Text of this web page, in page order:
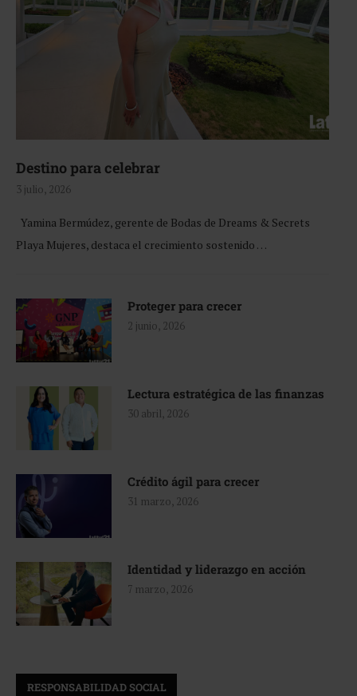
Destino para celebrar
3 julio, 2026
Yamina Bermúdez, gerente de Bodas de Dreams & Secrets
Playa Mujeres, destaca el crecimiento sostenido …
Proteger para crecer
2 junio, 2026
Lectura estratégica de las finanzas
30 abril, 2026
Crédito ágil para crecer
31 marzo, 2026
Identidad y liderazgo en acción
7 marzo, 2026
RESPONSABILIDAD SOCIAL